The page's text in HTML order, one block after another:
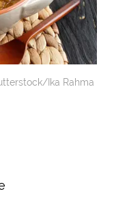
Ika Rahma